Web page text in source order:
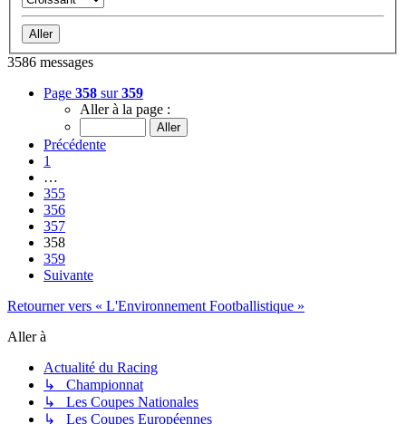
3586 messages
Page 358 sur359
Aller à la page :
Précédente
1
…
355
356
357
358
359
Suivante
Retourner vers « L'Environnement Footballistique »
Aller à
Actualité du Racing
↳ Championnat
↳ Les Coupes Nationales
↳ Les Coupes Européennes